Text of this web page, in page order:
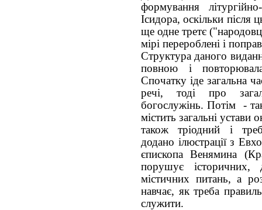
формування
Ісидора, оскільки після
ще одне третє
мірі перероблені і
Структура даного
повною і
Спочатку іде загальна
речі, тоді про
богослужінь. Потім -
містить загальні устави
також тріодний і
додано ілюстрації з
єпископа Венямина
порушує історичних,
містичних питань, а
навчає, як треба
служити.